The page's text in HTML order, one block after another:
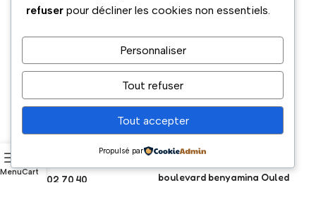
05 54 02 70 40
Adresse
boulevard benyamina Ouled
MenuCart
refuser pour décliner les cookies non essentiels.
Personnaliser
Tout refuser
Tout accepter
Propulsé par